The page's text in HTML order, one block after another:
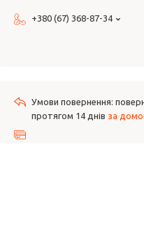
+380 (67) 368-87-34
протягом 14 днів за